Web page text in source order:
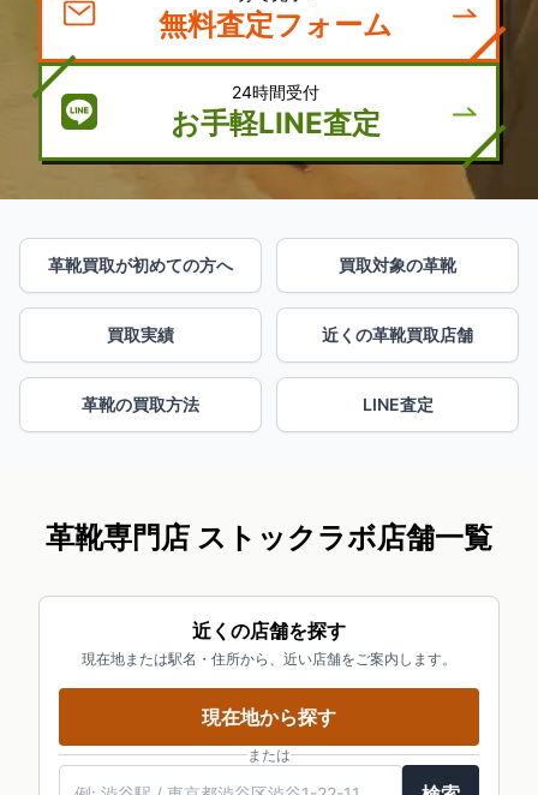
無料査定フォーム
24時間受付
お手軽LINE査定
革靴買取が初めての方へ 買取対象の革靴
買取実績 近くの革靴買取店舗
革靴の買取方法 LINE査定
革靴専門店 ストックラボ店舗一覧
近くの店舗を探す
現在地または駅名・住所から、近い店舗をご案内します。
現在地から探す
または